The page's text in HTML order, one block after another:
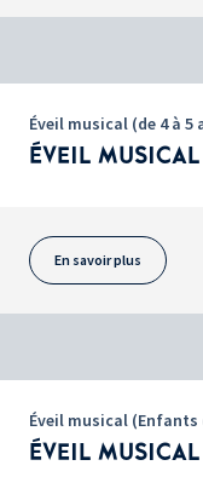
Éveil musical (de 4 à 5
ÉVEIL
En savoir plus
Éveil musical (Enfants
ÉVEIL